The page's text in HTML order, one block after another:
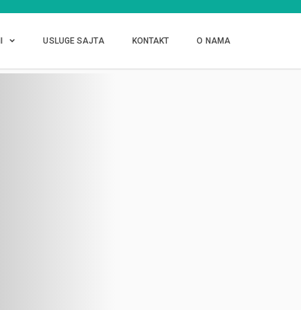
USLUGE SAJTA KONTAKT O NAMA